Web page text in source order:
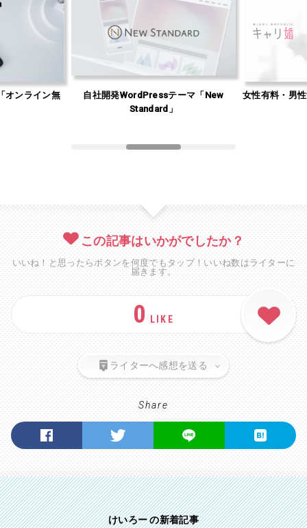
オンライン無
自社開発WordPressテーマ「New
Standard」
女性有料・男
この記事はいかがでしたか？
いいね！と思ったらボタンを何度でもタップ！いいね数はライターに
届きます。
0 LIKE
ライターへ感想を送る
Share
けいろー の新着記事